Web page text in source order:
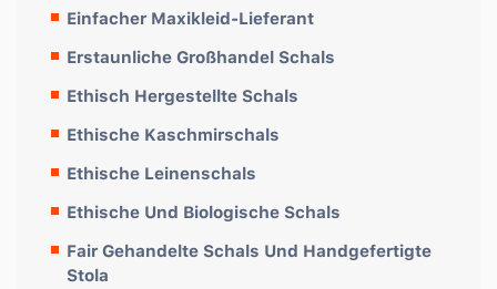
Einfacher Maxikleid-Lieferant
Erstaunliche Großhandel Schals
Ethisch Hergestellte Schals
Ethische Kaschmirschals
Ethische Leinenschals
Ethische Und Biologische Schals
Fair Gehandelte Schals Und Handgefertigte
Stola